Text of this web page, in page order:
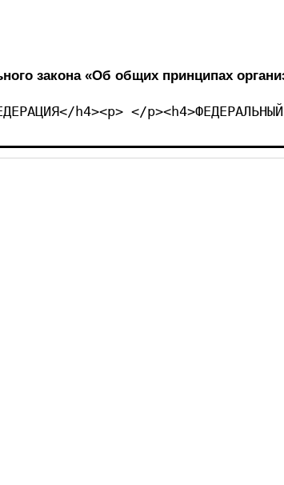
закона «Об общих принципах
h4><p> </